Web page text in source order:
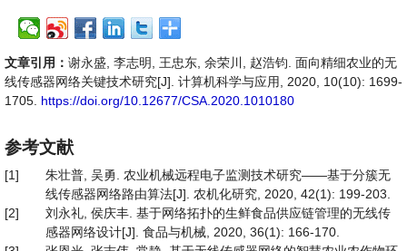
文章引用： 谢永盛, 李志明, 王忠东, 余荣川, 赵浩钧. 面向精细农业的无
线传感器网络关键技术研究[J]. 计算机科学与应用, 2020, 10(10): 1699-
1705. https://doi.org/10.12677/CSA.2020.1010180
参考文献
[1]
朱壮普, 吴勇. 农业机械远程电子监测技术研究——基于分簇无
线传感器网络路由算法[J]. 农机化研究, 2020, 42(1): 199-203.
[2]
刘永礼, 侯庆丰. 基于网络拓扑的生鲜食品供应链管理的无线传
感器网络设计[J]. 食品与机械, 2020, 36(1): 166-170.